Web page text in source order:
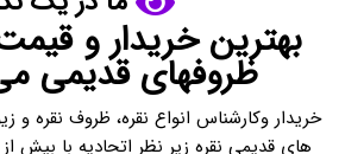
بهترین خریدار و
ظروفهای قدیمی
خریدار وکارشناس انواع نقره، ظروف نقره و